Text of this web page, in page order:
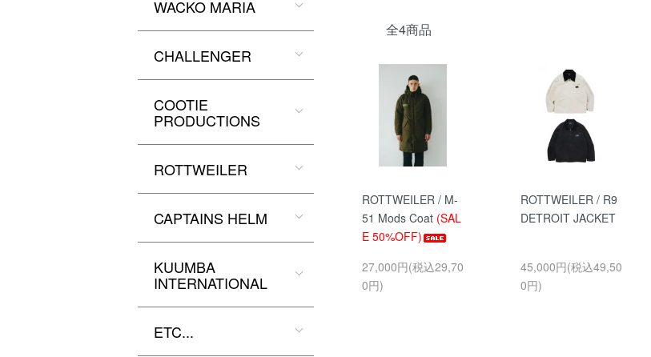
全4商品
ROTTWEILER / M-
51 Mods Coat (SAL
E 50%OFF)
27,000円(税込29,70
0円)
ROTTWEILER / R9
DETROIT JACKET
45,000円(税込49,50
0円)
WACKO MARIA
CHALLENGER
COOTIE
PRODUCTIONS
ROTTWEILER
CAPTAINS HELM
KUUMBA
INTERNATIONAL
ETC...